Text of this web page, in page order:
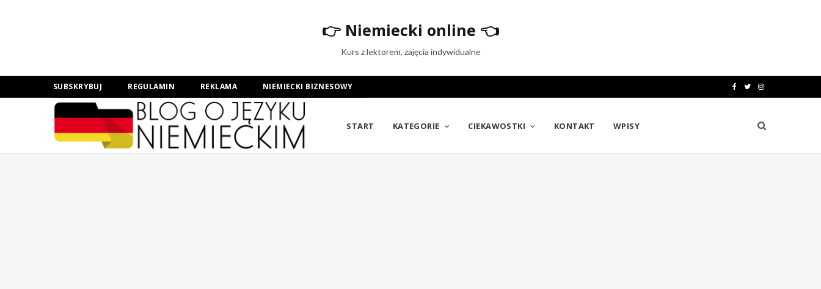
👉 Niemiecki online 👈
Kurs z lektorem, zajęcia indywidualne
SUBSKRYBUJ REGULAMIN REKLAMA NIEMIECKI BIZNESOWY
e
T
t
I
s
t
START KATEGORIE CIEKAWOSTKI KONTAKT WPISY